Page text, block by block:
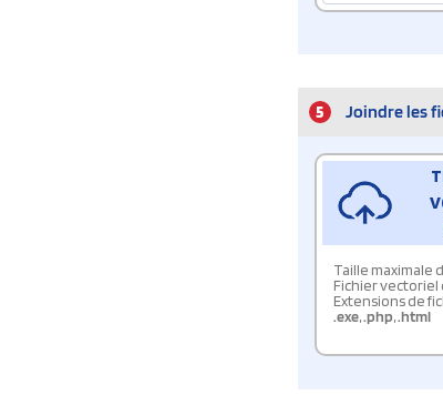
5 Joindre les
Taille maximale
Fichier
Extensions de
.exe,.php,.html